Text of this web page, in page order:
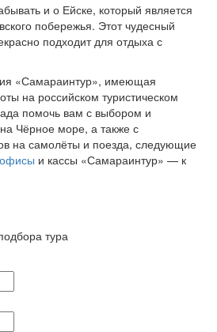
и о Ейске, который является
побережья. Этот чудесный
подходит для отдыха с
«Самараинтур», имеющая
на российском туристическом
помочь вам с выбором и
Чёрное море, а также с
на самолёты и поезда, следующие
офисы и кассы «Самараинтур» — к
тура